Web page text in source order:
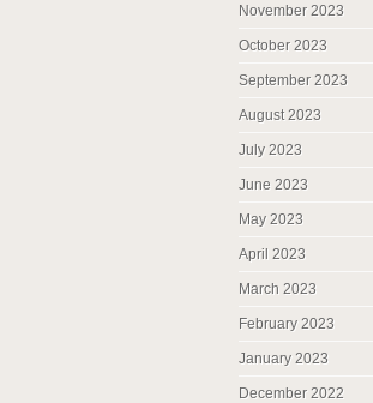
November 2023
October 2023
September 2023
August 2023
July 2023
June 2023
May 2023
April 2023
March 2023
February 2023
January 2023
December 2022